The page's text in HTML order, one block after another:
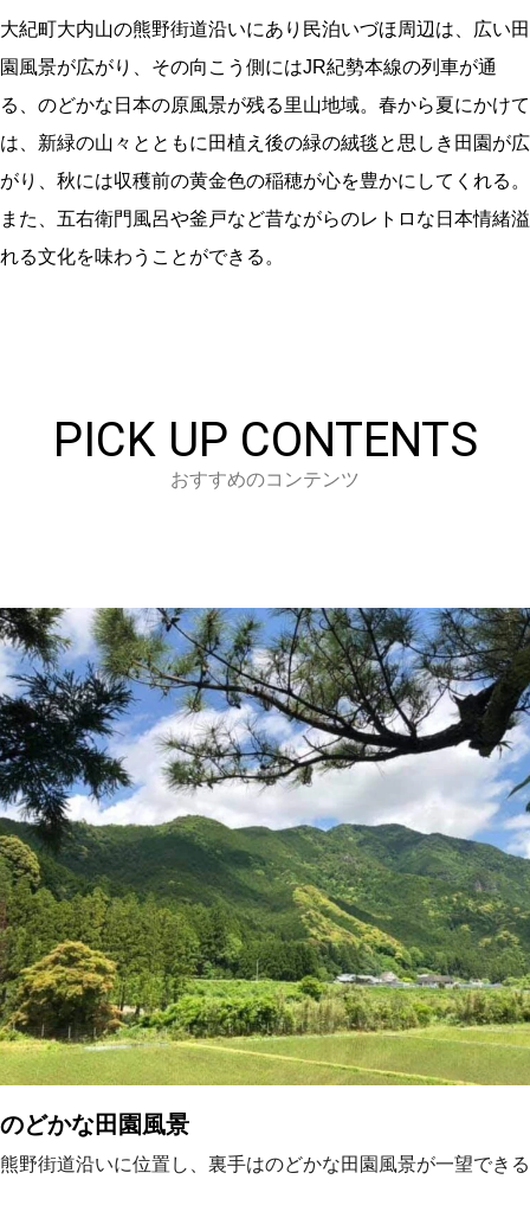
大紀町大内山の熊野街道沿いにあり民泊いづほ周辺は、広い田
園風景が広がり、その向こう側にはJR紀勢本線の列車が通
る、のどかな日本の原風景が残る里山地域。春から夏にかけて
は、新緑の山々とともに田植え後の緑の絨毯と思しき田園が広
がり、秋には収穫前の黄金色の稲穂が心を豊かにしてくれる。
また、五右衛門風呂や釜戸など昔ながらのレトロな日本情緒溢
れる文化を味わうことができる。
PICK UP CONTENTS
おすすめのコンテンツ
のどかな田園風景
熊野街道沿いに位置し、裏手はのどかな田園風景が一望できる